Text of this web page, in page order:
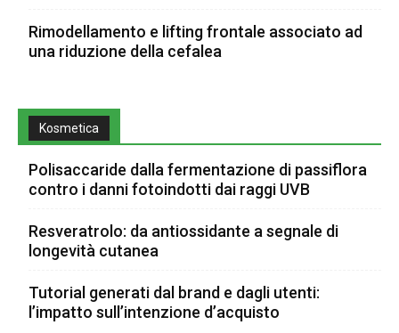
Rimodellamento e lifting frontale associato ad
una riduzione della cefalea
Kosmetica
Polisaccaride dalla fermentazione di passiflora
contro i danni fotoindotti dai raggi UVB
Resveratrolo: da antiossidante a segnale di
longevità cutanea
Tutorial generati dal brand e dagli utenti:
l’impatto sull’intenzione d’acquisto